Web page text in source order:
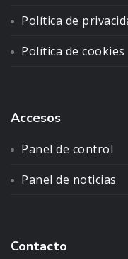
Política de
Política de cookies
Accesos
Panel de control
Panel de noticias
Contacto